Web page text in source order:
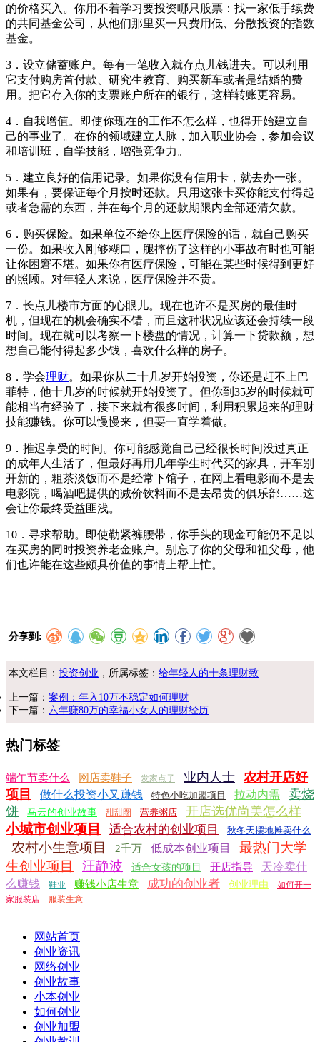
的价格买入。你用不着学习要投资哪只股票：找一家低手续费
的共同基金公司，从他们那里买一只费用低、分散投资的指数
基金。
3．设立储蓄账户。每有一笔收入就存点儿钱进去。可以利用
它支付购房首付款、研究生教育、购买新车或者是结婚的费
用。把它存入你的支票账户所在的银行，这样转账更容易。
4．自我增值。即使你现在的工作不怎么样，也得开始建立自
己的事业了。在你的领域建立人脉，加入职业协会，参加会议
和培训班，自学技能，增强竞争力。
5．建立良好的信用记录。如果你没有信用卡，就去办一张。
如果有，要保证每个月按时还款。只用这张卡买你能支付得起
或者急需的东西，并在每个月的还款期限内全部还清欠款。
6．购买保险。如果单位不给你上医疗保险的话，就自己购买
一份。如果收入刚够糊口，腿摔伤了这样的小事故有时也可能
让你困窘不堪。如果你有医疗保险，可能在某些时候得到更好
的照顾。对年轻人来说，医疗保险并不贵。
7．长点儿楼市方面的心眼儿。现在也许不是买房的最佳时
机，但现在的机会确实不错，而且这种状况应该还会持续一段
时间。现在就可以考察一下楼盘的情况，计算一下贷款额，想
想自己能付得起多少钱，喜欢什么样的房子。
8．学会理财。如果你从二十几岁开始投资，你还是赶不上巴
菲特，他十几岁的时候就开始投资了。但你到35岁的时候就可
能相当有经验了，接下来就有很多时间，利用积累起来的理财
技能赚钱。你可以慢慢来，但要一直学着做。
9．推迟享受的时间。你可能感觉自己已经很长时间没过真正
的成年人生活了，但最好再用几年学生时代买的家具，开车别
开新的，粗茶淡饭而不是经常下馆子，在网上看电影而不是去
电影院，喝酒吧提供的减价饮料而不是去昂贵的俱乐部……这
会让你最终受益匪浅。
10．寻求帮助。即使勒紧裤腰带，你手头的现金可能仍不足以
在买房的同时投资养老金账户。别忘了你的父母和祖父母，他
们也许能在这些颇具价值的事情上帮上忙。
分享到:
本文栏目：投资创业 ，所属标签：给年轻人的十条理财致
上一篇：案例：年入10万不稳定如何理财
下一篇：六年赚80万的幸福小女人的理财经历
热门标签
端午节卖什么 网店卖鞋子 发家点子 业内人士 农村开店好
项目
做什么投资小又赚钱 特色小吃加盟项目 拉动内需
卖烧
饼
马云的创业故事 甜甜圈 营养粥店 开店选优尚美怎么样
小城市创业项目 适合农村的创业项目 秋冬天摆地摊卖什么
农村小生意项目 2千万 低成本创业项目
最热门大学
生创业项目
汪静波 适合女孩的项目 开店指导
天冷卖什
么赚钱
鞋业 赚钱小店生意 成功的创业者 创业理由
如何开一
家服装店
服装生意
网站首页
创业资讯
网络创业
创业故事
小本创业
如何创业
创业加盟